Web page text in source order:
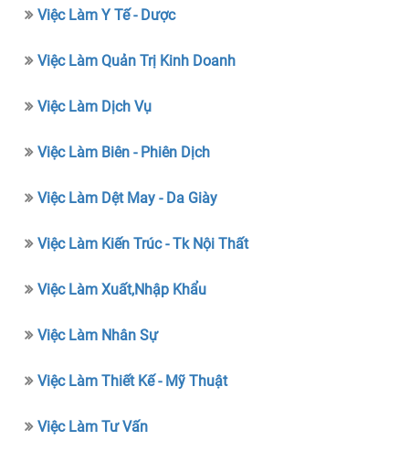
Việc Làm Y Tế - Dược
Việc Làm Quản Trị Kinh Doanh
Việc Làm Dịch Vụ
Việc Làm Biên - Phiên Dịch
Việc Làm Dệt May - Da Giày
Việc Làm Kiến Trúc - Tk Nội Thất
Việc Làm Xuất,nhập Khẩu
Việc Làm Nhân Sự
Việc Làm Thiết Kế - Mỹ Thuật
Việc Làm Tư Vấn